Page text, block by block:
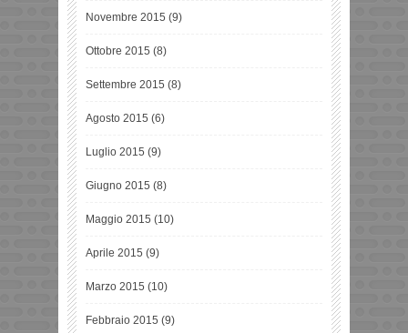
Novembre 2015 (9)
Ottobre 2015 (8)
Settembre 2015 (8)
Agosto 2015 (6)
Luglio 2015 (9)
Giugno 2015 (8)
Maggio 2015 (10)
Aprile 2015 (9)
Marzo 2015 (10)
Febbraio 2015 (9)